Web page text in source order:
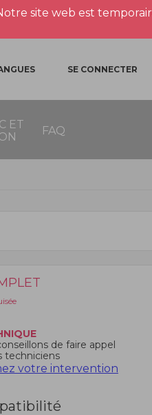
site web est
SE CONNECTER
ET
FAQ
de faire appel
techniciens
votre intervention